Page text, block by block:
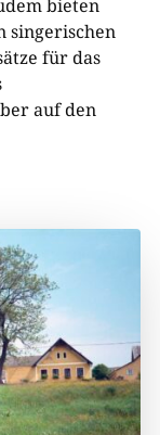
bieten
singerischen
für das
auf den